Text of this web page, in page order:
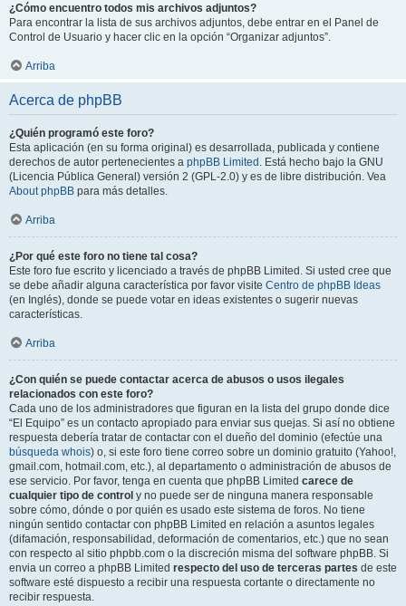
¿Cómo encuentro todos mis archivos adjuntos?
Para encontrar la lista de sus archivos adjuntos, debe entrar en el Panel de
Control de Usuario y hacer clic en la opción “Organizar adjuntos”.
Arriba
Acerca de phpBB
¿Quién programó este foro?
Esta aplicación (en su forma original) es desarrollada, publicada y contiene
derechos de autor pertenecientes a phpBB Limited . Está hecho bajo la GNU
(Licencia Pública General) versión 2 (GPL-2.0) y es de libre distribución. Vea
About phpBB para más detalles.
Arriba
¿Por qué este foro no tiene tal cosa?
Este foro fue escrito y licenciado a través de phpBB Limited. Si usted cree que
se debe añadir alguna característica por favor visite Centro de phpBB Ideas
(en Inglés), donde se puede votar en ideas existentes o sugerir nuevas
características.
Arriba
¿Con quién se puede contactar acerca de abusos o usos ilegales
relacionados con este foro?
Cada uno de los administradores que figuran en la lista del grupo donde dice
“El Equipo” es un contacto apropiado para enviar sus quejas. Si así no obtiene
respuesta debería tratar de contactar con el dueño del dominio (efectúe una
búsqueda whois) o, si este foro tiene correo sobre un dominio gratuito (Yahoo!,
gmail.com, hotmail.com, etc.), al departamento o administración de abusos de
ese servicio. Por favor, tenga en cuenta que phpBB Limited carece de
cualquier tipo de control y no puede ser de ninguna manera responsable
sobre cómo, dónde o por quién es usado este sistema de foros. No tiene
ningún sentido contactar con phpBB Limited en relación a asuntos legales
(difamación, responsabilidad, deformación de comentarios, etc.) que no sean
con respecto al sitio phpbb.com o la discreción misma del software phpBB. Si
envia un correo a phpBB Limited respecto del uso de terceras partes de este
software esté dispuesto a recibir una respuesta cortante o directamente no
recibir respuesta.